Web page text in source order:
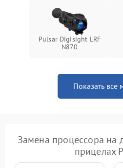
Pulsar Digisight LRF
N870
Показать все
Замена процессора на
прицелах